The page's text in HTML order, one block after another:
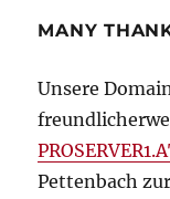
MANY
Unsere
Pettenbach